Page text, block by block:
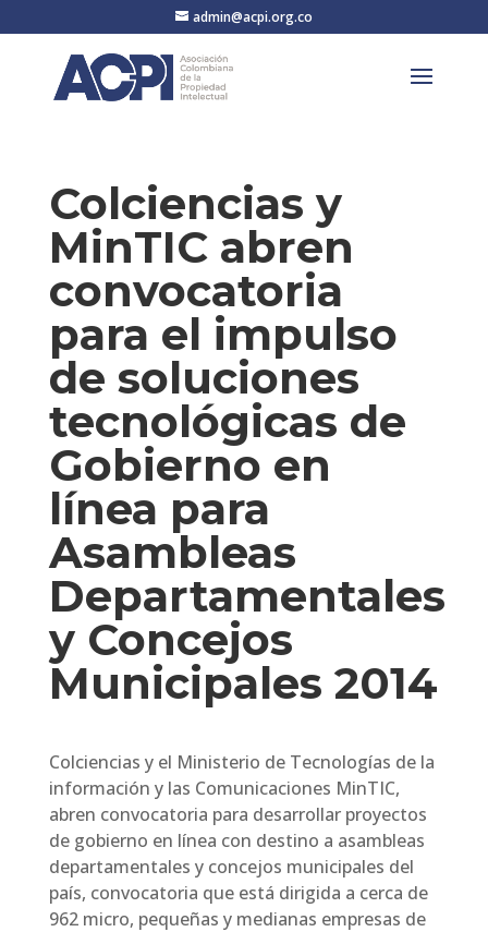
admin@acpi.org.co
Colciencias y
MinTIC abren
convocatoria
para el impulso
de soluciones
tecnológicas de
Gobierno en
línea para
Asambleas
Departamentales
y Concejos
Municipales 2014
Colciencias y el Ministerio de Tecnologías de la
información y las Comunicaciones MinTIC,
abren convocatoria para desarrollar proyectos
de gobierno en línea con destino a asambleas
departamentales y concejos municipales del
país, convocatoria que está dirigida a cerca de
962 micro, pequeñas y medianas empresas de